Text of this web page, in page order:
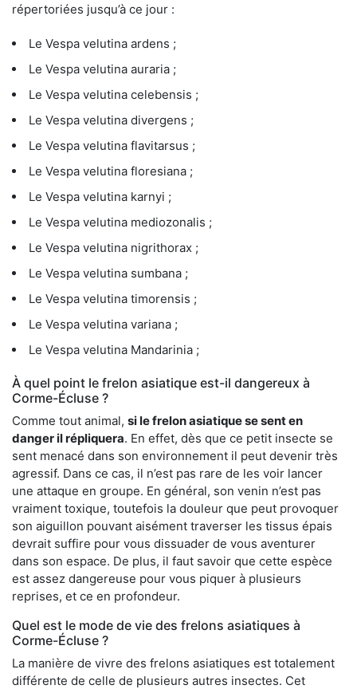
répertoriées jusqu’à ce jour :
Le Vespa velutina ardens ;
Le Vespa velutina auraria ;
Le Vespa velutina celebensis ;
Le Vespa velutina divergens ;
Le Vespa velutina flavitarsus ;
Le Vespa velutina floresiana ;
Le Vespa velutina karnyi ;
Le Vespa velutina mediozonalis ;
Le Vespa velutina nigrithorax ;
Le Vespa velutina sumbana ;
Le Vespa velutina timorensis ;
Le Vespa velutina variana ;
Le Vespa velutina Mandarinia ;
À quel point le frelon asiatique est-il dangereux à
Corme-Écluse ?
Comme tout animal, si le frelon asiatique se sent en
danger il répliquera. En effet, dès que ce petit insecte se
sent menacé dans son environnement il peut devenir très
agressif. Dans ce cas, il n’est pas rare de les voir lancer
une attaque en groupe. En général, son venin n’est pas
vraiment toxique, toutefois la douleur que peut provoquer
son aiguillon pouvant aisément traverser les tissus épais
devrait suffire pour vous dissuader de vous aventurer
dans son espace. De plus, il faut savoir que cette espèce
est assez dangereuse pour vous piquer à plusieurs
reprises, et ce en profondeur.
Quel est le mode de vie des frelons asiatiques à
Corme-Écluse ?
La manière de vivre des frelons asiatiques est totalement
différente de celle de plusieurs autres insectes. Cet